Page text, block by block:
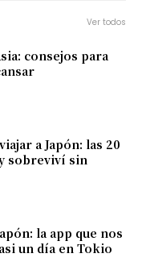
Ver todos
consejos para
a Japón: las 20
sobreviví sin
la app que nos
un día en Tokio